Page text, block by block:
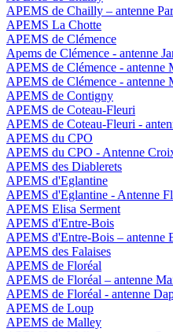
APEMS de Chailly – antenne
APEMS La Chotte
APEMS de Clémence
Apems de Clémence - antenne
APEMS de Clémence - antenne
APEMS de Clémence - antenne
APEMS de Contigny
APEMS de Coteau-Fleuri
APEMS de Coteau-Fleuri -
APEMS du CPO
APEMS du CPO - Antenne
APEMS des Diablerets
APEMS d'Eglantine
APEMS d'Eglantine - Antenne
APEMS Elisa Serment
APEMS d'Entre-Bois
APEMS d'Entre-Bois – antenne
APEMS des Falaises
APEMS de Floréal
APEMS de Floréal – antenne
APEMS de Floréal - antenne
APEMS de Loup
APEMS de Malley